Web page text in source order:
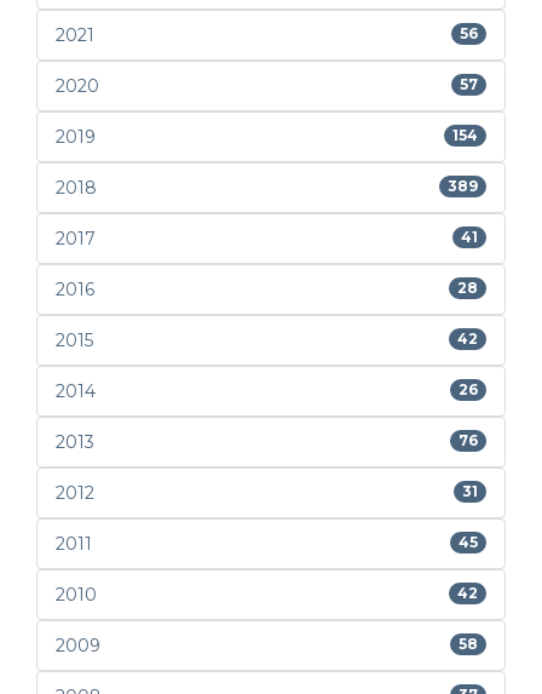
2021 56
2020 57
2019 154
2018 389
2017 41
2016 28
2015 42
2014 26
2013 76
2012 31
2011 45
2010 42
2009 58